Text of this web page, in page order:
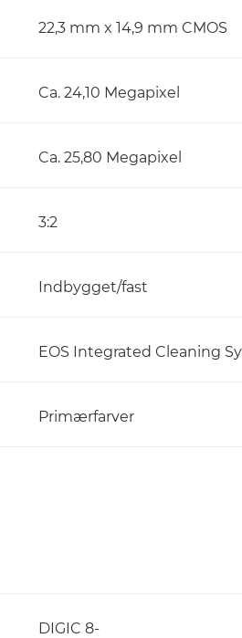
22,3 mm x 14,9 mm CMOS
Ca. 24,10 Megapixel
Ca. 25,80 Megapixel
3:2
Indbygget/fast
EOS Integrated Cleaning
Primærfarver
DIGIC 8-